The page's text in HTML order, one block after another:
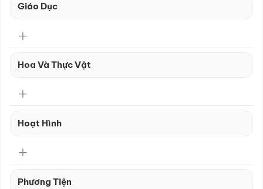
Giáo Dục
Hoa Và Thực Vật
Hoạt Hình
Phương Tiện